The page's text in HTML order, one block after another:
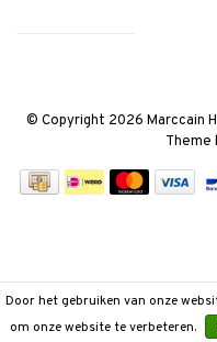
© Copyright 2026 Marccain
Theme
Door het gebruiken van onze
om onze website te verbeteren.